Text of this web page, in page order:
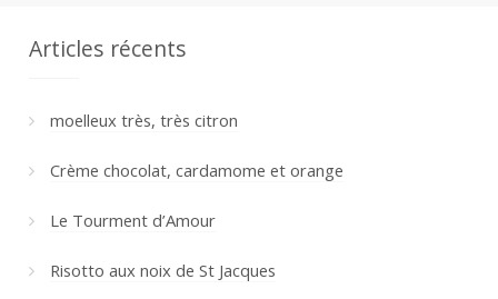
Articles récents
moelleux très, très citron
Crème chocolat, cardamome et orange
Le Tourment d’Amour
Risotto aux noix de St Jacques